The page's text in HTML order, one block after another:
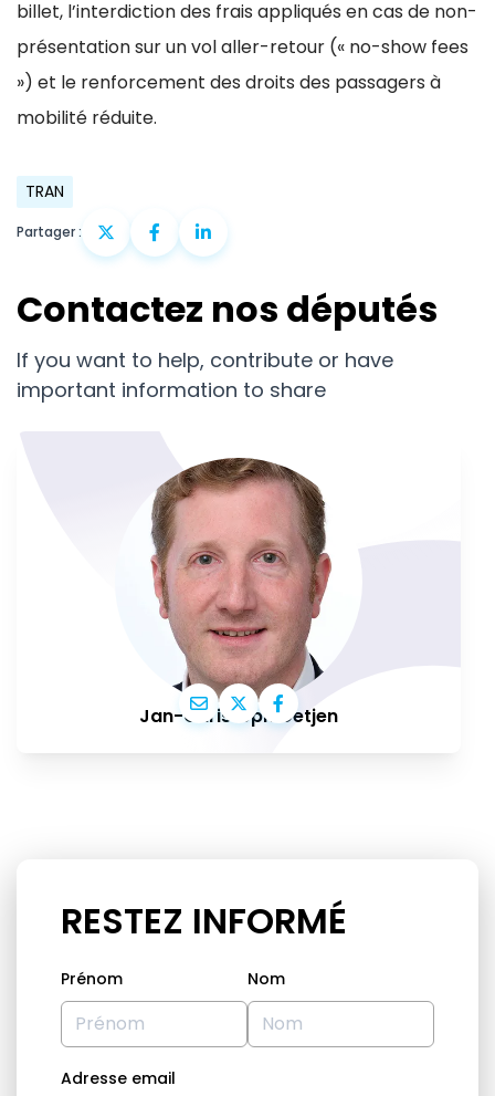
billet, l’interdiction des frais appliqués en cas de non-
présentation sur un vol aller-retour (« no-show fees
») et le renforcement des droits des passagers à
mobilité réduite.
TRAN
Partager :
Contactez nos députés
If you want to help, contribute or have
important information to share
Jan-Christoph Oetjen
RESTEZ INFORMÉ
Prénom Nom
Adresse email